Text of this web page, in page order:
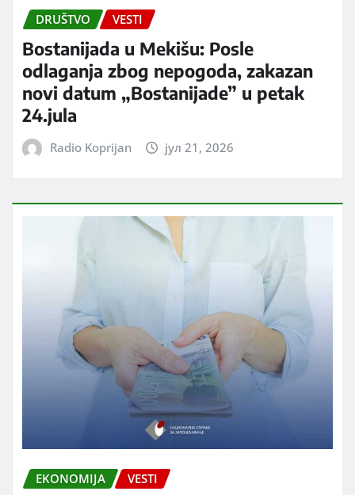
DRUŠTVO VESTI
Bostanijada u Mekišu: Posle
odlaganja zbog nepogoda, zakazan
novi datum „Bostanijade” u petak
24.jula
Radio Koprijan јул 21, 2026
EKONOMIJA VESTI